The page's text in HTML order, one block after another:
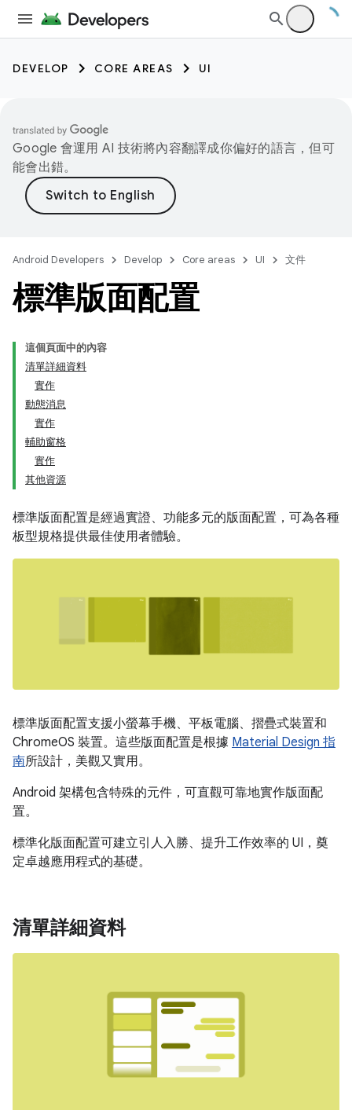
DEVELOP CORE AREAS UI
Google 會運用 AI 技術將內容翻譯成你偏好的語言，但可
能會出錯。
Android Developers Develop Core areas UI 文件
標準版面配置
這個頁面中的內容
清單詳細資料
實作
動態消息
實作
輔助窗格
實作
其他資源
標準版面配置是經過實證、功能多元的版面配置，可為各種
板型規格提供最佳使用者體驗。
標準版面配置支援小螢幕手機、平板電腦、摺疊式裝置和
ChromeOS 裝置。這些版面配置是根據 Material Design 指
南所設計，美觀又實用。
Android 架構包含特殊的元件，可直觀可靠地實作版面配
置。
標準化版面配置可建立引人入勝、提升工作效率的 UI，奠
定卓越應用程式的基礎。
清單詳細資料